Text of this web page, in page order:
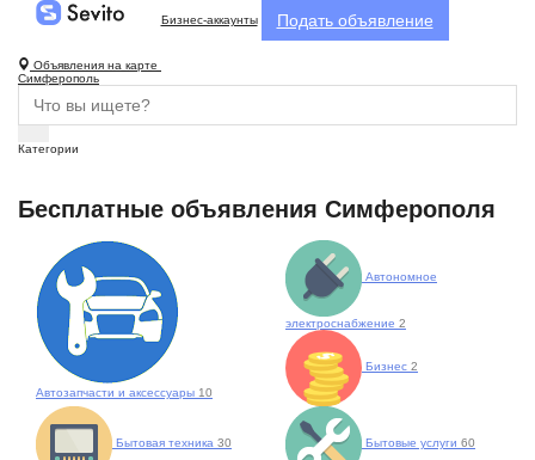
Бизнес-аккаунты Подать объявление
Объявления на карте
Симферополь
Категории
Бесплатные объявления Симферополя
Автозапчасти и аксессуары 10
Автономное
электроснабжение 2
Бизнес 2
Бытовая техника 30 Бытовые услуги 60